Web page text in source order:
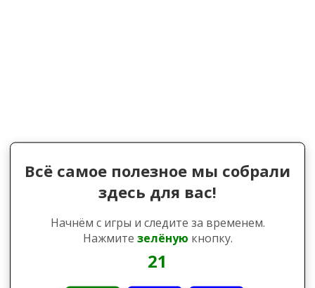
Всё самое полезное мы собрали
здесь для вас!
Начнём с игры и следите за временем.
Нажмите зелёную кнопку.
21